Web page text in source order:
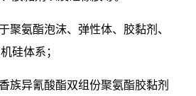
聚氨酯泡沫、弹性体、胶黏剂、
硅体系；
族异氰酸酯双组份聚氨酯胶黏剂